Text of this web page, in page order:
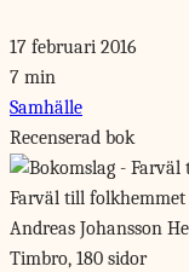
17 februari 2016
7 min
Samhälle
Recenserad bok
Farväl till folkhemmet
Andreas Johansson
Timbro, 180 sidor